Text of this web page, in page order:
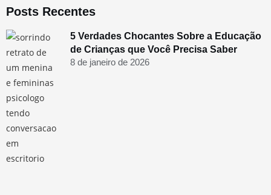
Posts Recentes
5 Verdades Chocantes Sobre a Educação
de Crianças que Você Precisa Saber
8 de janeiro de 2026